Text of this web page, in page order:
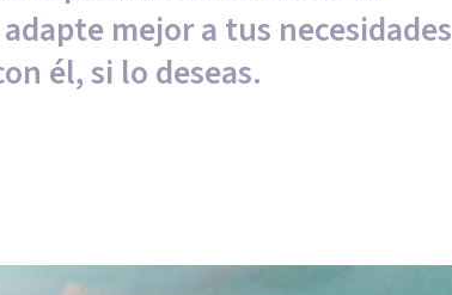
mejor a tus necesidades
él, si lo deseas.